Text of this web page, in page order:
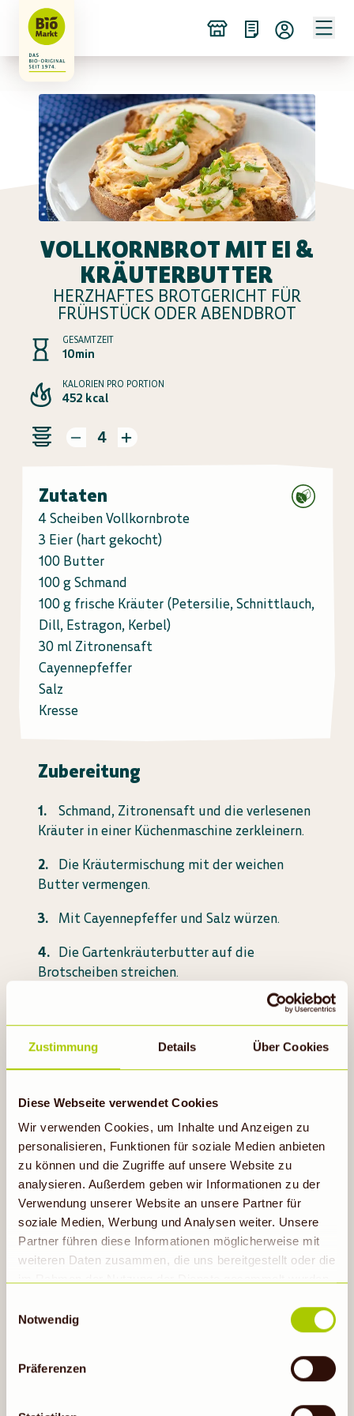
Zustimmung Details Über Cookies
Diese Webseite verwendet Cookies
Wir verwenden Cookies, um Inhalte und Anzeigen zu
personalisieren, Funktionen für soziale Medien anbieten
zu können und die Zugriffe auf unsere Website zu
analysieren. Außerdem geben wir Informationen zu der
Verwendung unserer Website an unsere Partner für
soziale Medien, Werbung und Analysen weiter. Unsere
Partner führen diese Informationen möglicherweise mit
weiteren Daten zusammen, die uns bereitgestellt oder die
erhobenen Daten in den USA durch Google: Unsere
Informationen hierzu findest du unter Datenschutz. Indem
auf „Cookies zulassen“ geklickt bzw. statistische
1 S. 1 lit a DS-GVO eingewilligt, dass die Daten in den
Notwendig
Präferenzen
VOLLKORNBROT MIT EI &
KRÄUTERBUTTER
HERZHAFTES BROTGERICHT FÜR
FRÜHSTÜCK ODER ABENDBROT
GESAMTZEIT
10min
KALORIEN PRO PORTION
452 kcal
4
Zutaten
4 Scheiben Vollkornbrote
3 Eier (hart gekocht)
100 Butter
100 g Schmand
100 g frische Kräuter (Petersilie, Schnittlauch,
Dill, Estragon, Kerbel)
30 ml Zitronensaft
Cayennepfeffer
Salz
Kresse
Zubereitung
Schmand, Zitronensaft und die verlesenen
Kräuter in einer Küchenmaschine zerkleinern.
Die Kräutermischung mit der weichen
Butter vermengen.
Mit Cayennepfeffer und Salz würzen.
Die Gartenkräuterbutter auf die
Brotscheiben streichen.
Die Eier hartkochen, pellen und vierteln.
Die viertelten Eier auf die Brote legen.
Die Brote mit Kresse bestreuen.
Probiere auch